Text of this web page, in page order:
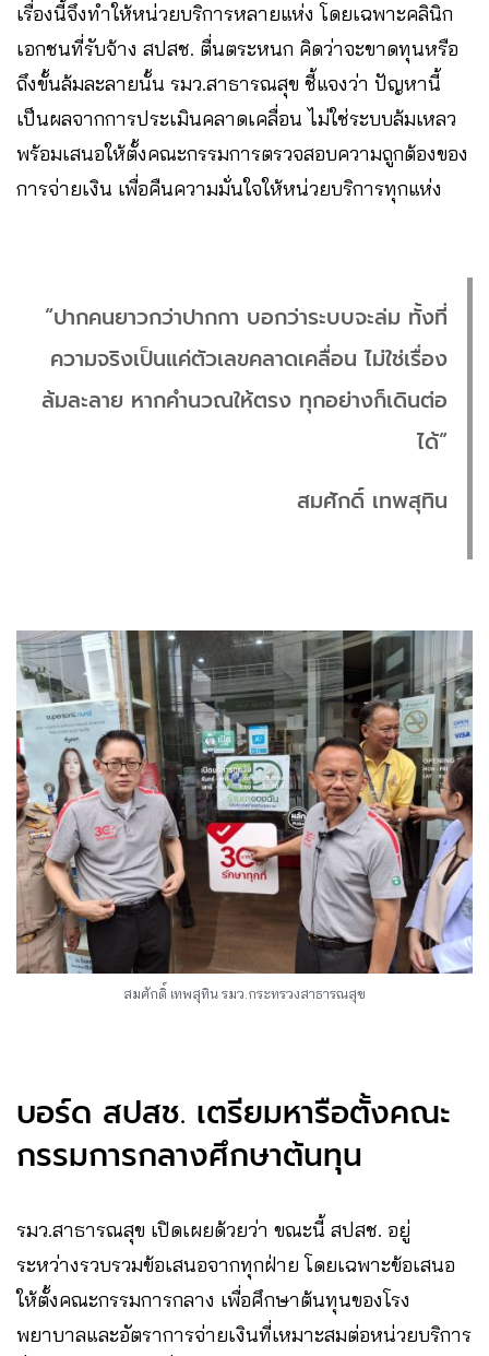
เรื่องนี้จึงทำให้หน่วยบริการหลายแห่ง โดยเฉพาะคลินิก
เอกชนที่รับจ้าง สปสช. ตื่นตระหนก คิดว่าจะขาดทุนหรือ
ถึงขั้นล้มละลายนั้น รมว.สาธารณสุข ชี้แจงว่า ปัญหานี้
เป็นผลจากการประเมินคลาดเคลื่อน ไม่ใช่ระบบล้มเหลว
พร้อมเสนอให้ตั้งคณะกรรมการตรวจสอบความถูกต้องของ
การจ่ายเงิน เพื่อคืนความมั่นใจให้หน่วยบริการทุกแห่ง
“ปากคนยาวกว่าปากกา บอกว่าระบบจะล่ม ทั้งที่
ความจริงเป็นแค่ตัวเลขคลาดเคลื่อน ไม่ใช่เรื่อง
ล้มละลาย หากคำนวณให้ตรง ทุกอย่างก็เดินต่อ
ได้”
สมศักดิ์ เทพสุทิน
สมศักดิ์ เทพสุทิน รมว.กระทรวงสาธารณสุข
บอร์ด สปสช. เตรียมหารือตั้งคณะ
กรรมการกลางศึกษาต้นทุน
รมว.สาธารณสุข เปิดเผยด้วยว่า ขณะนี้ สปสช. อยู่
ระหว่างรวบรวมข้อเสนอจากทุกฝ่าย โดยเฉพาะข้อเสนอ
ให้ตั้งคณะกรรมการกลาง เพื่อศึกษาต้นทุนของโรง
พยาบาลและอัตราการจ่ายเงินที่เหมาะสมต่อหน่วยบริการ